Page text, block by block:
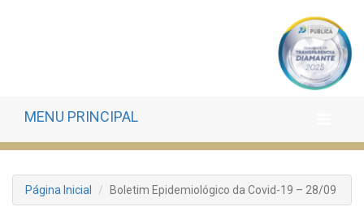
MENU PRINCIPAL
Página Inicial Boletim Epidemiológico da Covid-19 – 28/09